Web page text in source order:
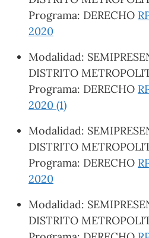
Programa: DERECHO
2020
Modalidad:
DISTRITO
Programa: DERECHO
2020 (1)
Modalidad:
DISTRITO
Programa: DERECHO
2020
Modalidad:
DISTRITO